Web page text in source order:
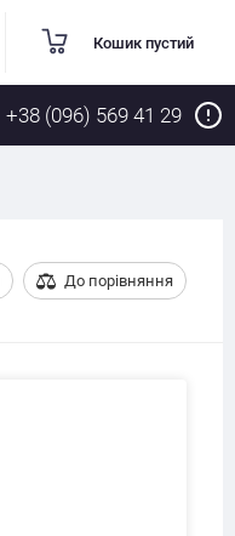
Кошик пустий
+38 (096) 569 41 29
До порівняння